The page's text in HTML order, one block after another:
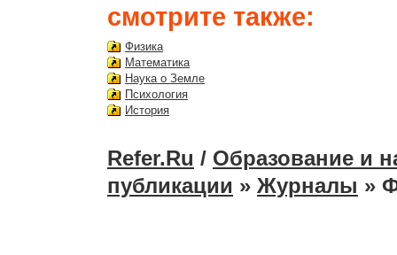
смотрите также:
Физика
Математика
Наука о Земле
Психология
История
Refer.Ru / Образование и
публикации » Журналы »